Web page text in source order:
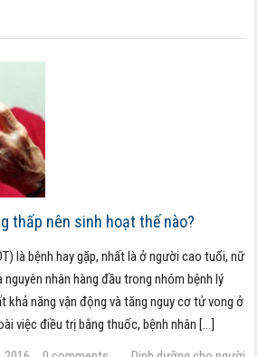
thấp nên sinh hoạt thế nào?
là bệnh hay gặp, nhất là ở người cao tuổi, nữ
nhân hàng đầu trong nhóm bệnh lý
khả năng vận động và tăng nguy cơ tử vong ở
việc điều trị bằng thuốc, bệnh nhân […]